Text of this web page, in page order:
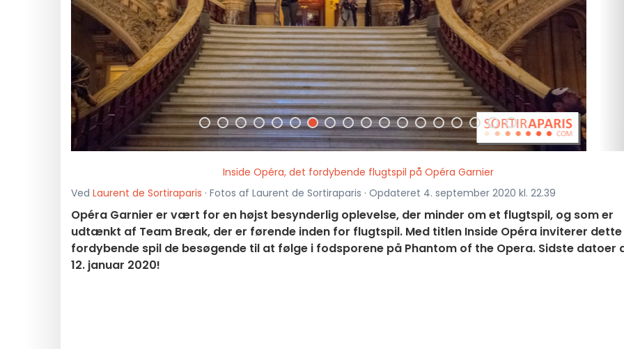
Inside Opéra, det fordybende flugtspil på Opéra Garnier
Ved Laurent de Sortiraparis · Fotos af Laurent de Sortiraparis · Opdateret 4. september 2020 kl. 22.39
Opéra Garnier er vært for en højst besynderlig oplevelse, der minder om et flugtspil, og som er
udtænkt af Team Break, der er førende inden for flugtspil. Med titlen Inside Opéra inviterer dette
fordybende spil de besøgende til at følge i fodsporene på Phantom of the Opera. Sidste datoer
12. januar 2020!